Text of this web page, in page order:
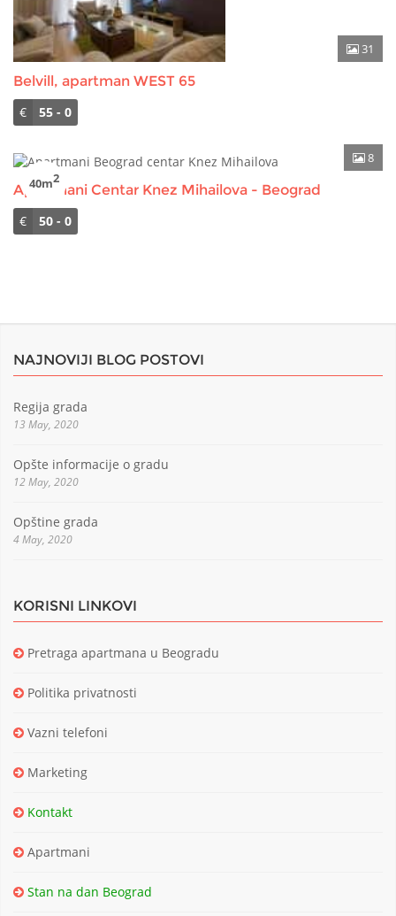
31
Belvill, apartman WEST 65
€
55 - 0
8
40m2
Apartmani Centar Knez Mihailova - Beograd
€
50 - 0
NAJNOVIJI BLOG POSTOVI
Regija grada
13 May, 2020
Opšte informacije o gradu
12 May, 2020
Opštine grada
4 May, 2020
KORISNI LINKOVI
Pretraga apartmana u Beogradu
Politika privatnosti
Vazni telefoni
Marketing
Kontakt
Apartmani
Stan na dan Beograd